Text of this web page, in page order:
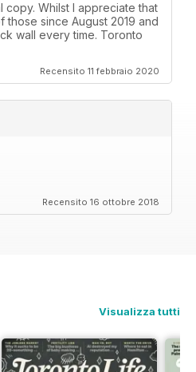
copy. Whilst I appreciate that
since August 2019 and
wall every time. Toronto
Recensito 11 febbraio 2020
Recensito 16 ottobre 2018
Visualizza tutti